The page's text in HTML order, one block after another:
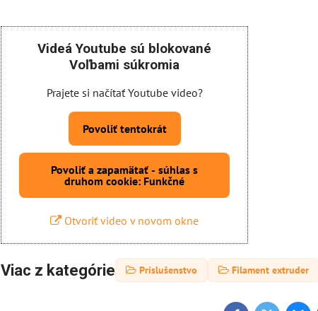
Videá Youtube sú blokované
Voľbami súkromia
Prajete si načítať Youtube video?
Povoliť tentokrát
Povoliť a zapamätať - súhlas s
druhom cookie: Funkčné
Otvoriť video v novom okne
Viac z kategórie Príslušenstvo Filament extruder